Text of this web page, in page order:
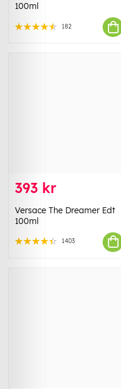
100ml
182
393 kr
Versace The Dreamer Edt
100ml
1403